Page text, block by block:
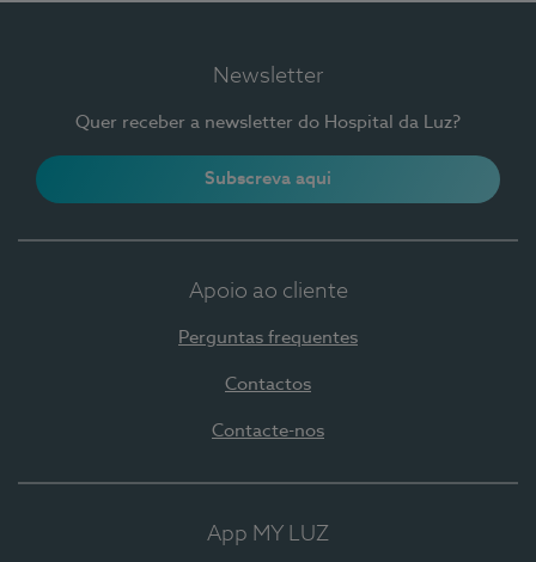
Newsletter
Quer receber a newsletter do Hospital da Luz?
Subscreva aqui
Apoio ao cliente
Perguntas frequentes
Contactos
Contacte-nos
App MY LUZ